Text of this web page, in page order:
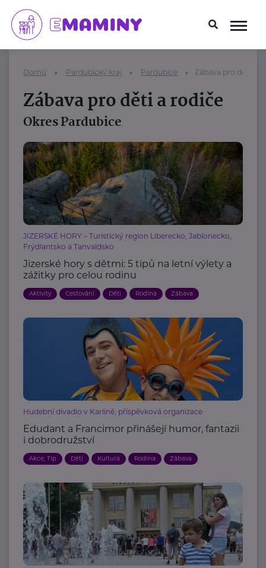
Domů Pardubický kraj Pardubice Zábava pro děti a
Zábava pro děti a rodiče
Okres Pardubice
JIZERSKÉ HORY – Turistický region Liberecko, Jablonecko,
Frýdlantsko a Tanvaldsko
Jizerské hory s dětmi: 5 tipů na letní výlety a
zážitky pro celou rodinu
Aktivity Cestování Děti Rodina Zábava
Hudební divadlo v Karlíně, příspěvková organizace
Edudant a Francimor přinášejí humor, fantazii
i dobrodružství
Akce, Tip Děti Kultura Rodina Zábava